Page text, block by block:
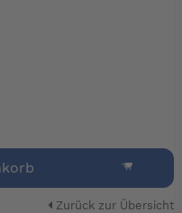
Zurück zur Übersicht